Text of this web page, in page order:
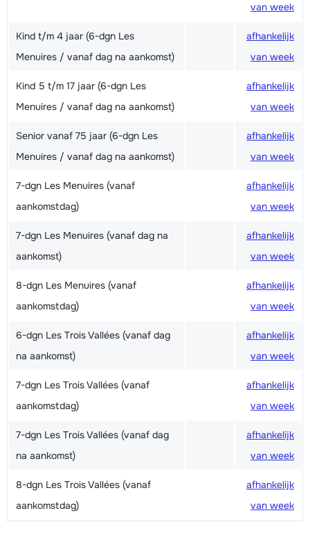
van week
Kind t/m 4 jaar (6-dgn Les
Menuires / vanaf dag na aankomst)
afhankelijk
van week
Kind 5 t/m 17 jaar (6-dgn Les
Menuires / vanaf dag na aankomst)
afhankelijk
van week
Senior vanaf 75 jaar (6-dgn Les
Menuires / vanaf dag na aankomst)
afhankelijk
van week
7-dgn Les Menuires (vanaf
aankomstdag)
afhankelijk
van week
7-dgn Les Menuires (vanaf dag na
aankomst)
afhankelijk
van week
8-dgn Les Menuires (vanaf
aankomstdag)
afhankelijk
van week
6-dgn Les Trois Vallées (vanaf dag
na aankomst)
afhankelijk
van week
7-dgn Les Trois Vallées (vanaf
aankomstdag)
afhankelijk
van week
7-dgn Les Trois Vallées (vanaf dag
na aankomst)
afhankelijk
van week
8-dgn Les Trois Vallées (vanaf
aankomstdag)
afhankelijk
van week